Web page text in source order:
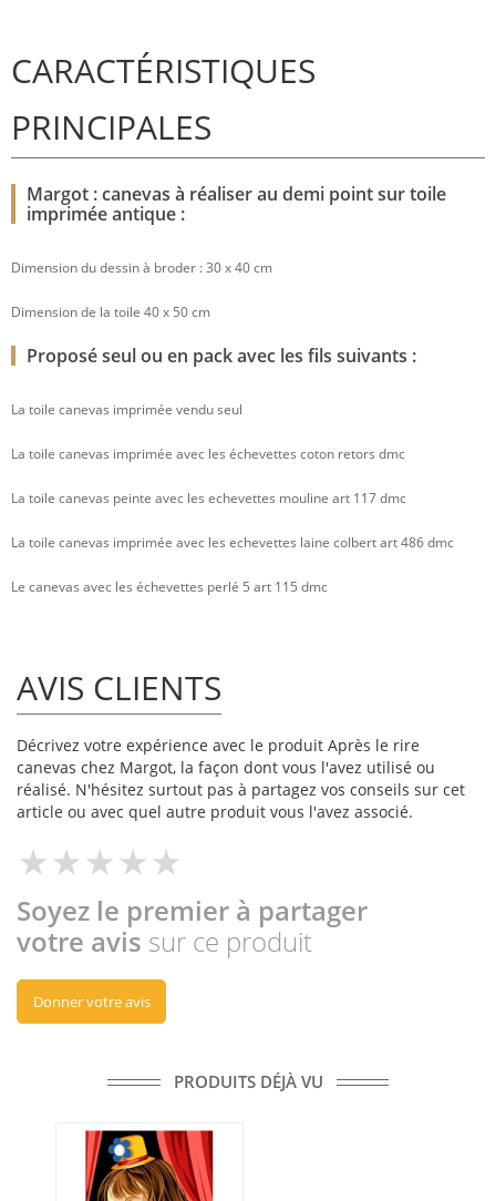
CARACTÉRISTIQUES
PRINCIPALES
Margot : canevas à réaliser au demi point sur toile
imprimée antique :
Dimension du dessin à broder : 30 x 40 cm
Dimension de la toile 40 x 50 cm
Proposé seul ou en pack avec les fils suivants :
La toile canevas imprimée vendu seul
La toile canevas imprimée avec les échevettes coton retors dmc
La toile canevas peinte avec les echevettes mouline art 117 dmc
La toile canevas imprimée avec les echevettes laine colbert art 486 dmc
Le canevas avec les échevettes perlé 5 art 115 dmc
AVIS CLIENTS
Décrivez votre expérience avec le produit Après le rire
canevas chez Margot, la façon dont vous l'avez utilisé ou
réalisé. N'hésitez surtout pas à partagez vos conseils sur cet
article ou avec quel autre produit vous l'avez associé.
Soyez le premier à partager
votre avis sur ce produit
Donner votre avis
PRODUITS DÉJÀ VU